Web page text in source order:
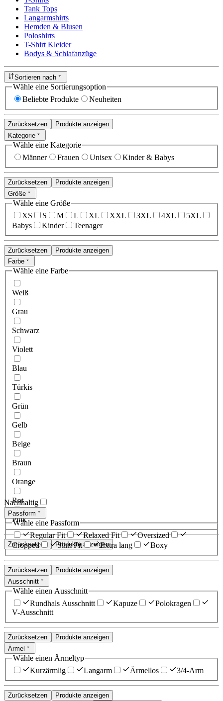
Tank Tops
Langarmshirts
Hemden & Blusen
Poloshirts
T-Shirt Kleider
Bodys & Schlafanzüge
Sortieren nach
Wähle eine Sortierungsoption
Beliebte Produkte
Neuheiten
Zurücksetzen
Produkte anzeigen
Kategorie
Wähle eine Kategorie
Männer
Frauen Unisex Kinder & Babys
Zurücksetzen
Produkte anzeigen
Größe
Wähle eine Größe
XS
S M L XL XXL 3XL 4XL
5XL
Babys
Kinder Teenager
Zurücksetzen
Produkte anzeigen
Farbe
Wähle eine Farbe
Weiß
Grau
Schwarz
Violett
Blau
Türkis
Grün
Gelb
Beige
Braun
Orange
Rot
Pink
Zurücksetzen Produkte anzeigen
Nachhaltig
Passform
Wähle eine Passform
Regular Fit
Relaxed Fit
Oversized
Cropped
Slim Fit Extra lang Boxy
Zurücksetzen
Produkte anzeigen
Ausschnitt
Wähle einen Ausschnitt
Rundhals Ausschnitt
Kapuze
Polokragen
V-Ausschnitt
Zurücksetzen
Produkte anzeigen
Ärmel
Wähle einen Ärmeltyp
Kurzärmlig
Langarm Ärmellos 3/4-Arm
Zurücksetzen Produkte anzeigen